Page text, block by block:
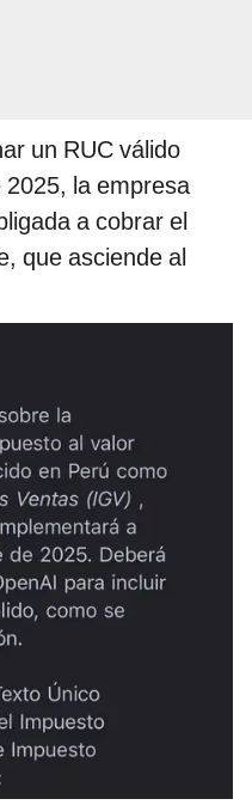
un RUC válido
la empresa
a cobrar el
que asciende al